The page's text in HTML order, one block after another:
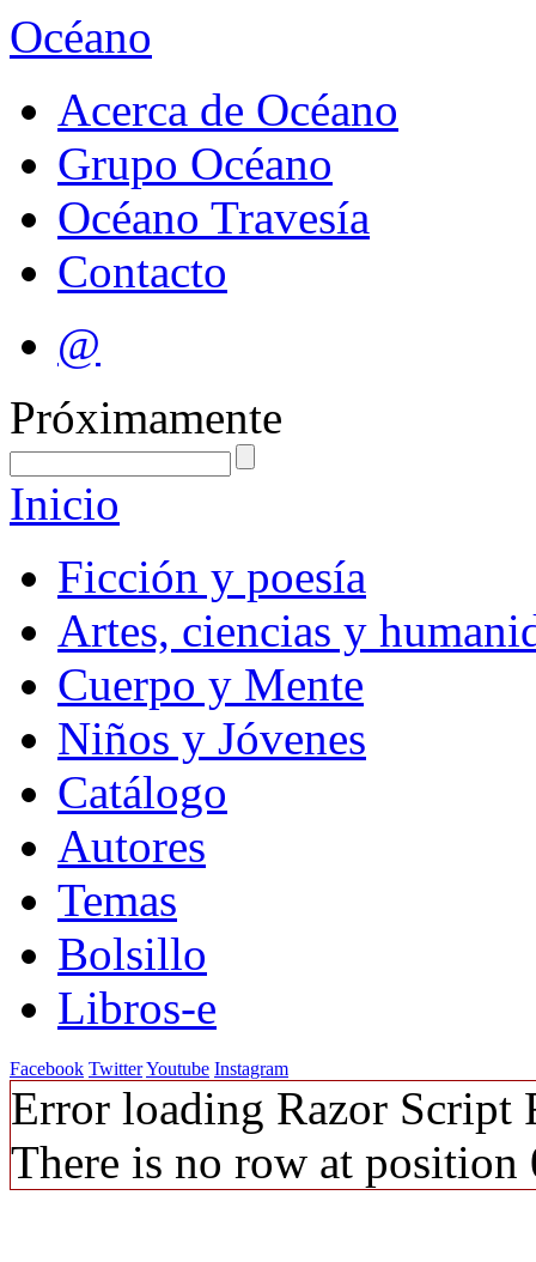
Océano
Acerca de Océano
Grupo Océano
Océano Travesía
Contacto
@
Próximamente
Inicio
Ficción y poesía
Artes, ciencias y
Cuerpo y Mente
Niños y Jóvenes
Catálogo
Autores
Temas
Bolsillo
Libros-e
Facebook TwitterYoutube Instagram
Error loading Razor Script
There is no row at position